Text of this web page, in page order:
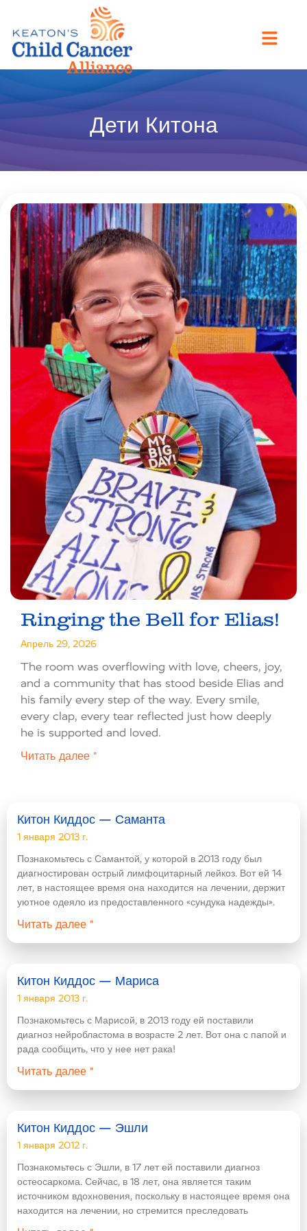
Дети Китона
Ringing the Bell for Elias!
Апрель 29, 2026
The room was overflowing with love, cheers, joy,
and a community that has stood beside Elias and
his family every step of the way. Every smile,
every clap, every tear reflected just how deeply
he is supported and loved.
Читать далее "
Китон Киддос — Саманта
1 января 2013 г.
Познакомьтесь с Самантой, у которой в 2013 году был
диагностирован острый лимфоцитарный лейкоз. Вот ей 14
лет, в настоящее время она находится на лечении, держит
уютное одеяло из предоставленного «сундука надежды».
Читать далее "
Китон Киддос — Мариса
1 января 2013 г.
Познакомьтесь с Марисой, в 2013 году ей поставили
диагноз нейробластома в возрасте 2 лет. Вот она с папой и
рада сообщить, что у нее нет рака!
Читать далее "
Китон Киддос — Эшли
1 января 2012 г.
Познакомьтесь с Эшли, в 17 лет ей поставили диагноз
остеосаркома. Сейчас, в 18 лет, она является таким
источником вдохновения, поскольку в настоящее время она
находится на лечении, но стремится преследовать